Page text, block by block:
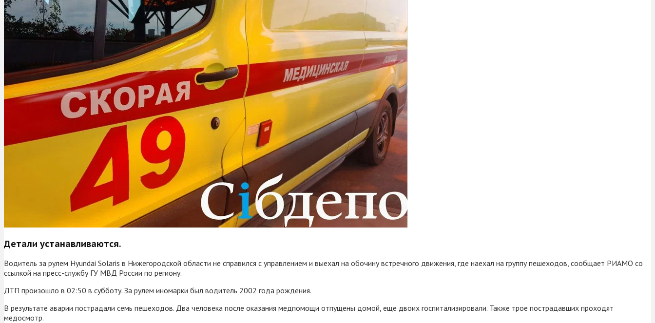
Детали устанавливаются.
Водитель за рулем Hyundai Solaris в Нижегородской области не справился с управлением и выехал на обочину встречного движения, где наехал на группу пешеходов, сообщает РИАМО со
ссылкой на пресс-службу ГУ МВД России по региону.
ДТП произошло в 02:50 в субботу. За рулем иномарки был водитель 2002 года рождения.
В результате аварии пострадали семь пешеходов. Два человека после оказания медпомощи отпущены домой, еще двоих госпитализировали. Также трое пострадавших проходят
медосмотр.